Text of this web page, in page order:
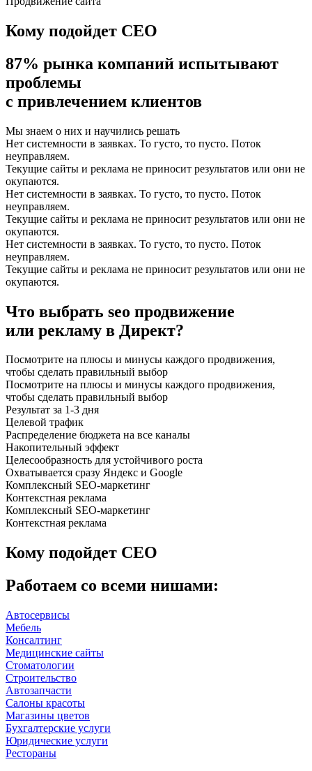
Кому подойдет СЕО
87% рынка компаний испытывают
проблемы
с привлечением клиентов
Мы знаем о них и научились решать
Нет системности в заявках. То густо, то пусто. Поток
неуправляем.
Текущие сайты и реклама не приносит результатов или они не
окупаются.
Нет системности в заявках. То густо, то пусто. Поток
неуправляем.
Текущие сайты и реклама не приносит результатов или они не
окупаются.
Нет системности в заявках. То густо, то пусто. Поток
неуправляем.
Текущие сайты и реклама не приносит результатов или они не
окупаются.
Что выбрать seo продвижение
или рекламу в Директ?
Посмотрите на плюсы и минусы каждого продвижения,
чтобы сделать правильный выбор
Посмотрите на плюсы и минусы каждого продвижения,
чтобы сделать правильный выбор
Результат за 1-3 дня
Целевой трафик
Распределение бюджета на все каналы
Накопительный эффект
Целесообразность для устойчивого роста
Охватывается сразу Яндекс и Google
Комплексный SEO-маркетинг
Контекстная реклама
Комплексный SEO-маркетинг
Контекстная реклама
Кому подойдет СЕО
Работаем со всеми нишами:
Автосервисы
Мебель
Консалтинг
Медицинские сайты
Стоматологии
Строительство
Автозапчасти
Салоны красоты
Магазины цветов
Бухгалтерские услуги
Юридические услуги
Рестораны